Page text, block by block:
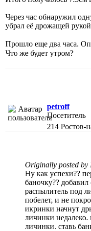
Через час обнаружил
убрал её дрожащей
Прошло еще два часа.
Что же будет утром?
petroff
Посетитель
214 Ростов-
Originally posted by
Ну как успехи??
баночку??
распылитель под
побелет, и не
икринки начнут
личинки недалеко.
личинки. ставь